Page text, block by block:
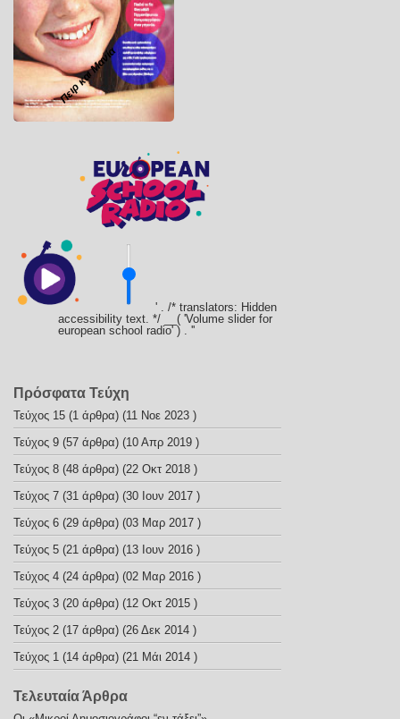
Πειρ και Μανία
' . /* translators: Hidden
accessibility text. */ __( 'Volume slider for
european school radio' ) . ''
Πρόσφατα Τεύχη
Τεύχος 15 (1 άρθρα) (11 Νοε 2023 )
Τεύχος 9 (57 άρθρα) (10 Απρ 2019 )
Τεύχος 8 (48 άρθρα) (22 Οκτ 2018 )
Τεύχος 7 (31 άρθρα) (30 Ιουν 2017 )
Τεύχος 6 (29 άρθρα) (03 Μαρ 2017 )
Τεύχος 5 (21 άρθρα) (13 Ιουν 2016 )
Τεύχος 4 (24 άρθρα) (02 Μαρ 2016 )
Τεύχος 3 (20 άρθρα) (12 Οκτ 2015 )
Τεύχος 2 (17 άρθρα) (26 Δεκ 2014 )
Τεύχος 1 (14 άρθρα) (21 Μάι 2014 )
Τελευταία Άρθρα